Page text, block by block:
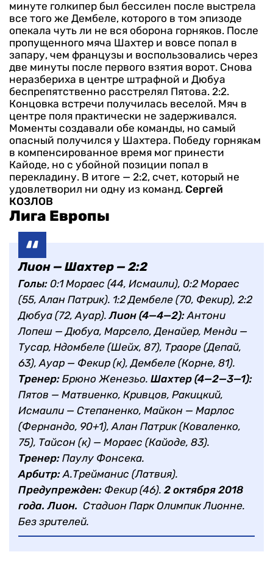
минуте голкипер был бессилен после выстрела
все того же Дембеле, которого в том эпизоде
опекала чуть ли не вся оборона горняков. После
пропущенного мяча Шахтер и вовсе попал в
запару, чем французы и воспользовались через
две минуты после первого взятия ворот. Снова
неразбериха в центре штрафной и Дюбуа
беспрепятственно расстрелял Пятова. 2:2.
Концовка встречи получилась веселой. Мяч в
центре поля практически не задерживался.
Моменты создавали обе команды, но самый
опасный получился у Шахтера. Победу горнякам
в компенсированное время мог принести
Кайоде, но с убойной позиции попал в
перекладину. В итоге — 2:2, счет, который не
удовлетворил ни одну из команд. Сергей
КОЗЛОВ
Лига Европы
Лион — Шахтер — 2:2
Голы: 0:1 Мораес (44, Исмаили), 0:2 Мораес
(55, Алан Патрик). 1:2 Дембеле (70, Фекир), 2:2
Дюбуа (72, Ауар). Лион (4—4—2):Антони
Лопеш — Дюбуа, Марсело, Денайер, Менди —
Тусар, Ндомбеле (Шейх, 87), Траоре (Депай,
63), Ауар — Фекир (к), Дембеле (Корне, 81).
Тренер: Брюно Женезьо. Шахтер (4—2—3—1):
Пятов — Матвиенко, Кривцов, Ракицкий,
Исмаили — Степаненко, Майкон — Марлос
(Фернандо, 90+1), Алан Патрик (Коваленко,
75), Тайсон (к) — Мораес (Кайоде, 83).
Тренер: Паулу Фонсека.
Арбитр:А.Трейманис (Латвия).
Предупрежден: Фекир (46). 2 октября 2018
года. Лион. Стадион Парк Олимпик Лионне.
Без зрителей.